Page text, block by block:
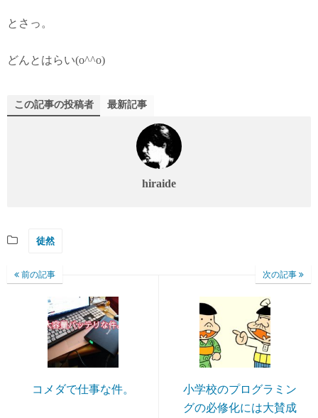
とさっ。
どんとはらい(o^^o)
この記事の投稿者 最新記事
hiraide
徒然
前の記事
コメダで仕事な件。
次の記事
小学校のプログラミン
グの必修化には大賛成